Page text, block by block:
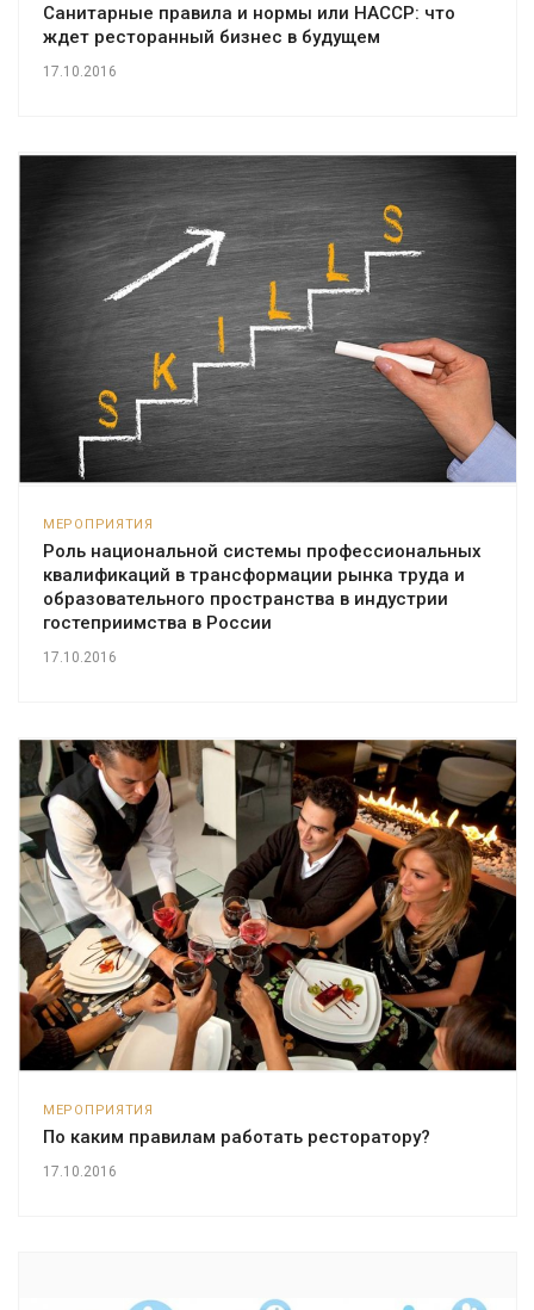
Санитарные правила и нормы или HACCP: что
ждет ресторанный бизнес в будущем
17.10.2016
МЕРОПРИЯТИЯ
Роль национальной системы профессиональных
квалификаций в трансформации рынка труда и
образовательного пространства в индустрии
гостеприимства в России
17.10.2016
МЕРОПРИЯТИЯ
По каким правилам работать ресторатору?
17.10.2016